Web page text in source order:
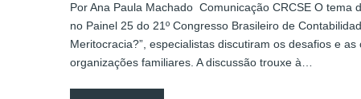
Por Ana Paula Machado Comunicação CRCSE O
no Painel 25 do 21º Congresso Brasileiro de
Meritocracia?”, especialistas discutiram os desafios e
organizações familiares. A discussão trouxe à…